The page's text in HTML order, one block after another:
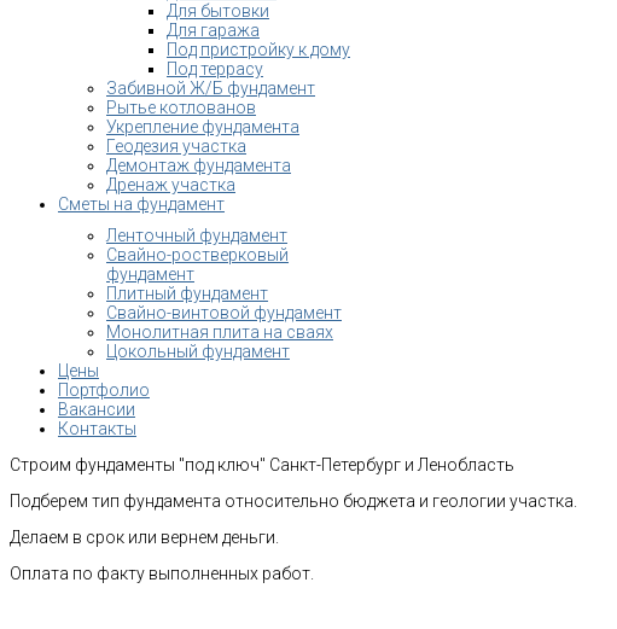
Для бытовки
Для гаража
Под пристройку к дому
Под террасу
Забивной Ж/Б фундамент
Рытье котлованов
Укрепление фундамента
Геодезия участка
Демонтаж фундамента
Дренаж участка
Сметы на фундамент
Ленточный фундамент
Свайно-ростверковый
фундамент
Плитный фундамент
Свайно-винтовой фундамент
Монолитная плита на сваях
Цокольный фундамент
Цены
Портфолио
Вакансии
Контакты
Строим фундаменты "под ключ" Санкт-Петербург и Ленобласть
Подберем тип фундамента относительно бюджета и геологии участка.
Делаем в срок или вернем деньги.
Оплата по факту выполненных работ.